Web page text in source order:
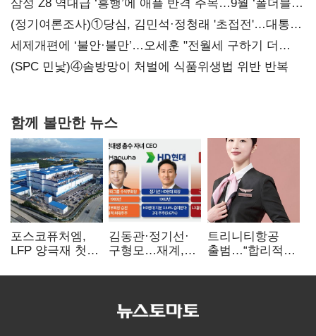
삼성 Z8 역대급 ‘흥행’에 애플 반격 주목…9월 ‘폴더블
대전’
(정기여론조사)①당심, 김민석·정청래 '초접전'…대통령
지지도 '50% 아래로'(종합)
세제개편에 ‘불안·불만’…오세훈 "전월세 구하기 더
힘들어질 것"
(SPC 민낯)④솜방망이 처벌에 식품위생법 위반 반복
함께 볼만한 뉴스
포스코퓨처엠,
LFP 양극재 첫
ESS 시장 공략
김동관·정기선·
구형모…재계,
전성시대
트리니티항공
출범…“합리적
서비스로 승부”